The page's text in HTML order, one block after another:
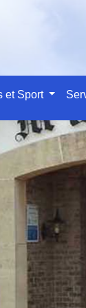
et Sport
/ OFFICE